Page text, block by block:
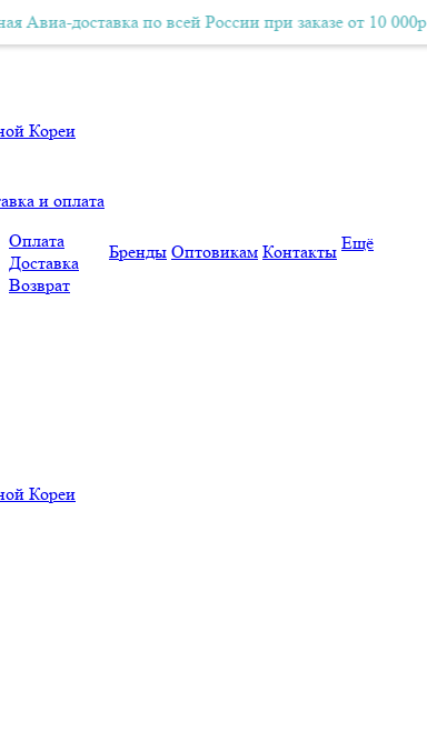
Бесплатная Авиа-доставка по всей России при
по всей России при заказе от 10 000р.
и оплата
Оплата
Доставка
Возврат
Бренды Оптовикам Контакты Ещё